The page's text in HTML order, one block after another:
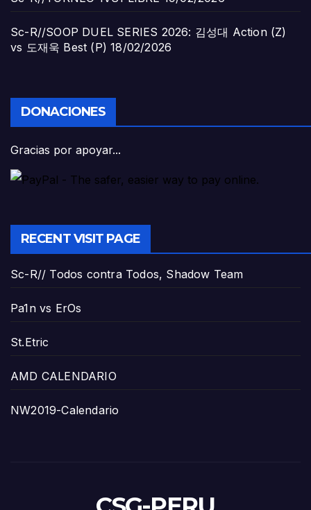
Sc-R//SOOP DUEL SERIES 2026: 김성대 Action (Z)
vs 도재욱 Best (P) 18/02/2026
DONACIONES
Gracias por apoyar...
RECENT VISIT PAGE
Sc-R// Todos contra Todos, Shadow Team
Pa1n vs ErOs
St.Etric
AMD CALENDARIO
NW2019-Calendario